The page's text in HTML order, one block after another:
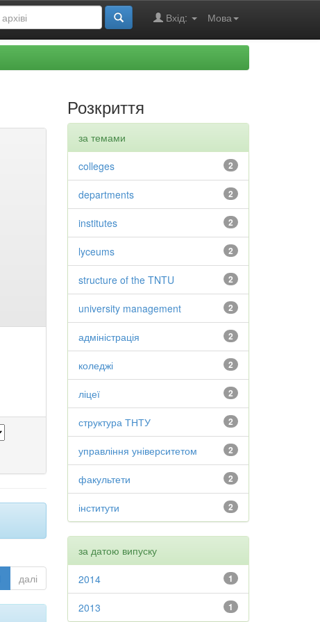
Мова
Вхід:
далі
Розкриття
за темами
2
colleges
2
departments
2
institutes
2
lyceums
2
structure of the TNTU
2
university management
2
адміністрація
2
коледжі
2
ліцеї
2
структура ТНТУ
2
управління університетом
2
факультети
2
інститути
за датою випуску
1
2014
1
2013